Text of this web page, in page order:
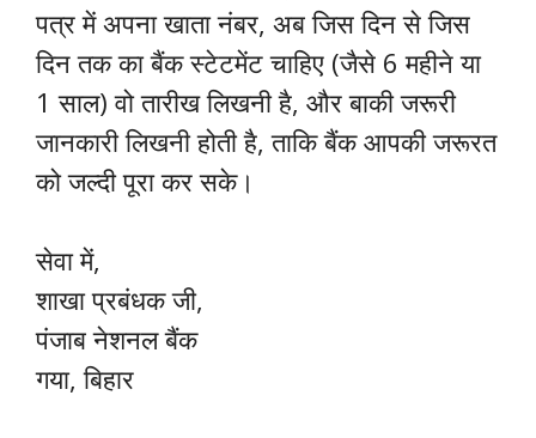
पत्र में अपना खाता नंबर, अब जिस दिन से जिस
दिन तक का बैंक स्टेटमेंट चाहिए (जैसे 6 महीने या
1 साल) वो तारीख लिखनी है, और बाकी जरूरी
जानकारी लिखनी होती है, ताकि बैंक आपकी जरूरत
को जल्दी पूरा कर सके।
सेवा में,
शाखा प्रबंधक जी,
पंजाब नेशनल बैंक
गया, बिहार